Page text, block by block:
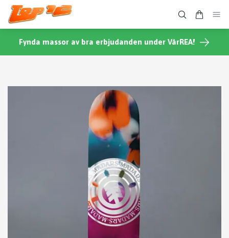
Fynda massor av bra erbjudanden under VårREA!